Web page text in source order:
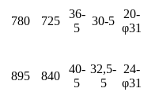
780 725
36-
5
30-5
20-
φ31
895 840
40-
5
32,5-
5
24-
φ31